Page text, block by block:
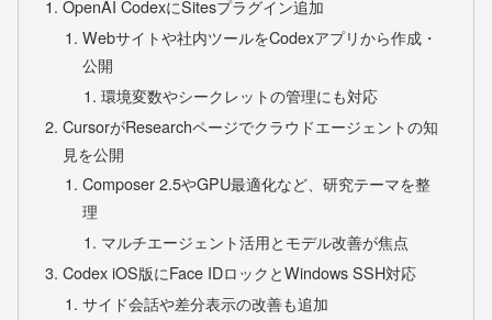
OpenAI CodexにSitesプラグイン追加
Webサイトや社内ツールをCodexアプリから作成・
公開
環境変数やシークレットの管理にも対応
CursorがResearchページでクラウドエージェントの知
見を公開
Composer 2.5やGPU最適化など、研究テーマを整
理
マルチエージェント活用とモデル改善が焦点
Codex iOS版にFace IDロックとWindows SSH対応
サイド会話や差分表示の改善も追加